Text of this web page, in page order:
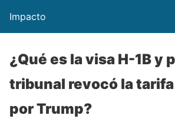
Impacto
¿Qué es la visa H-1B y
tribunal revocó la
por Trump?